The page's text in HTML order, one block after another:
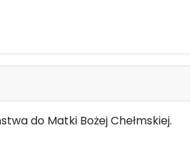
do Matki Bożej Chełmskiej.